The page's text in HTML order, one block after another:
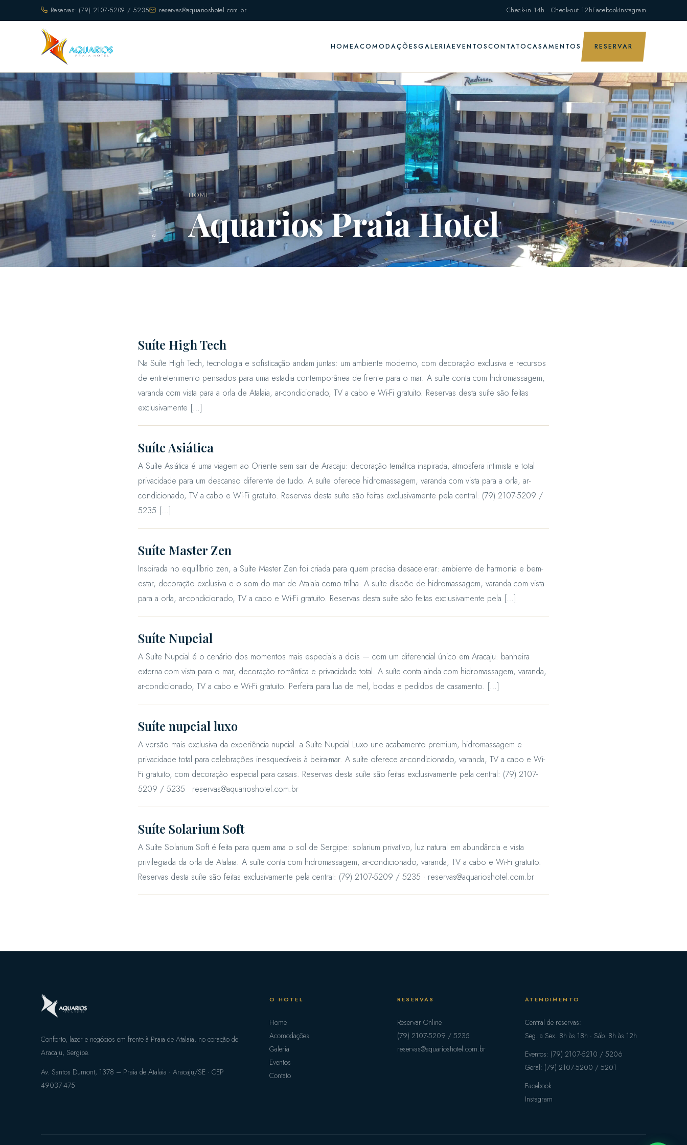
Reservas: (79) 2107-5209 / 5235 reservas@aquarioshotel.com.br Check-in 14h · Check-out 12hFacebookInstagram
HOMEACOMODAÇÕESGALERIAEVENTOSCONTATOCASAMENTOS RESERVAR
HOME
Aquarios Praia Hotel
Suíte High Tech
Na Suíte High Tech, tecnologia e sofisticação andam juntas: um ambiente moderno, com decoração exclusiva e recursos
de entretenimento pensados para uma estadia contemporânea de frente para o mar. A suíte conta com hidromassagem,
varanda com vista para a orla de Atalaia, ar-condicionado, TV a cabo e Wi-Fi gratuito. Reservas desta suíte são feitas
exclusivamente […]
Suíte Asiática
A Suíte Asiática é uma viagem ao Oriente sem sair de Aracaju: decoração temática inspirada, atmosfera intimista e total
privacidade para um descanso diferente de tudo. A suíte oferece hidromassagem, varanda com vista para a orla, ar-
condicionado, TV a cabo e Wi-Fi gratuito. Reservas desta suíte são feitas exclusivamente pela central: (79) 2107-5209 /
5235 […]
Suíte Master Zen
Inspirada no equilíbrio zen, a Suíte Master Zen foi criada para quem precisa desacelerar: ambiente de harmonia e bem-
estar, decoração exclusiva e o som do mar de Atalaia como trilha. A suíte dispõe de hidromassagem, varanda com vista
para a orla, ar-condicionado, TV a cabo e Wi-Fi gratuito. Reservas desta suíte são feitas exclusivamente pela […]
Suíte Nupcial
A Suíte Nupcial é o cenário dos momentos mais especiais a dois — com um diferencial único em Aracaju: banheira
externa com vista para o mar, decoração romântica e privacidade total. A suíte conta ainda com hidromassagem, varanda,
ar-condicionado, TV a cabo e Wi-Fi gratuito. Perfeita para lua de mel, bodas e pedidos de casamento. […]
Suíte nupcial luxo
A versão mais exclusiva da experiência nupcial: a Suíte Nupcial Luxo une acabamento premium, hidromassagem e
privacidade total para celebrações inesquecíveis à beira-mar. A suíte oferece ar-condicionado, varanda, TV a cabo e Wi-
Fi gratuito, com decoração especial para casais. Reservas desta suíte são feitas exclusivamente pela central: (79) 2107-
5209 / 5235 · reservas@aquarioshotel.com.br
Suíte Solarium Soft
A Suíte Solarium Soft é feita para quem ama o sol de Sergipe: solarium privativo, luz natural em abundância e vista
privilegiada da orla de Atalaia. A suíte conta com hidromassagem, ar-condicionado, varanda, TV a cabo e Wi-Fi gratuito.
Reservas desta suíte são feitas exclusivamente pela central: (79) 2107-5209 / 5235 · reservas@aquarioshotel.com.br
Conforto, lazer e negócios em frente à Praia de Atalaia, no coração de
Aracaju, Sergipe.
Av. Santos Dumont, 1378 – Praia de Atalaia · Aracaju/SE · CEP
49037-475
O HOTEL
Home
Acomodações
Galeria
Eventos
Contato
RESERVAS
Reservar Online
(79) 2107-5209 / 5235
reservas@aquarioshotel.com.br
ATENDIMENTO
Central de reservas:
Seg. a Sex. 8h às 18h · Sáb. 8h às 12h
Eventos: (79) 2107-5210 / 5206
Geral: (79) 2107-5200 / 5201
Facebook
Instagram